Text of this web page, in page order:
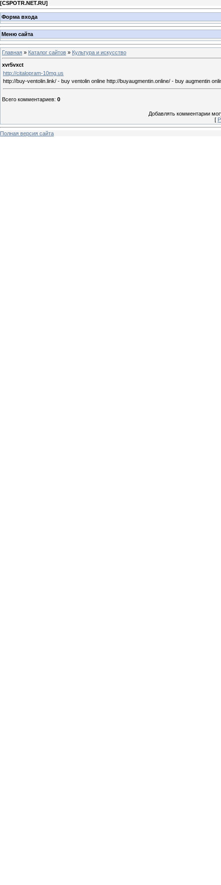
[CSPOTR.NET.RU]
Форма входа
Меню сайта
Главная » Каталог сайтов » Культура и искусство
xvr5vxct
http://citalopram-10mg.us
http://buy-ventolin.link/ - buy ventolin online http://buyaugmentin.online/ - buy augmentin
Всего комментариев: 0
Добавлять комментарии
[
Полная версия сайта